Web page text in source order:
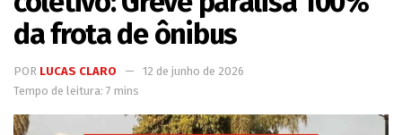
da frota de ônibus
POR LUCAS CLARO
12 de junho de 2026
Tempo de leitura: 7 mins